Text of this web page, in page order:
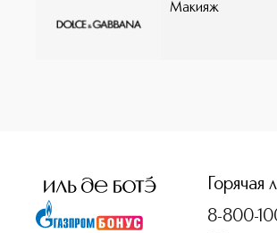
празднуйте с самыми близкими
**По результатам самооценки
Макияж
Горячая
8-800-